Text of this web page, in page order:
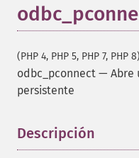
(PHP 4, PHP 5, PHP 7, PHP 8)
odbc_pconnect — Abre
persistente
Descripción